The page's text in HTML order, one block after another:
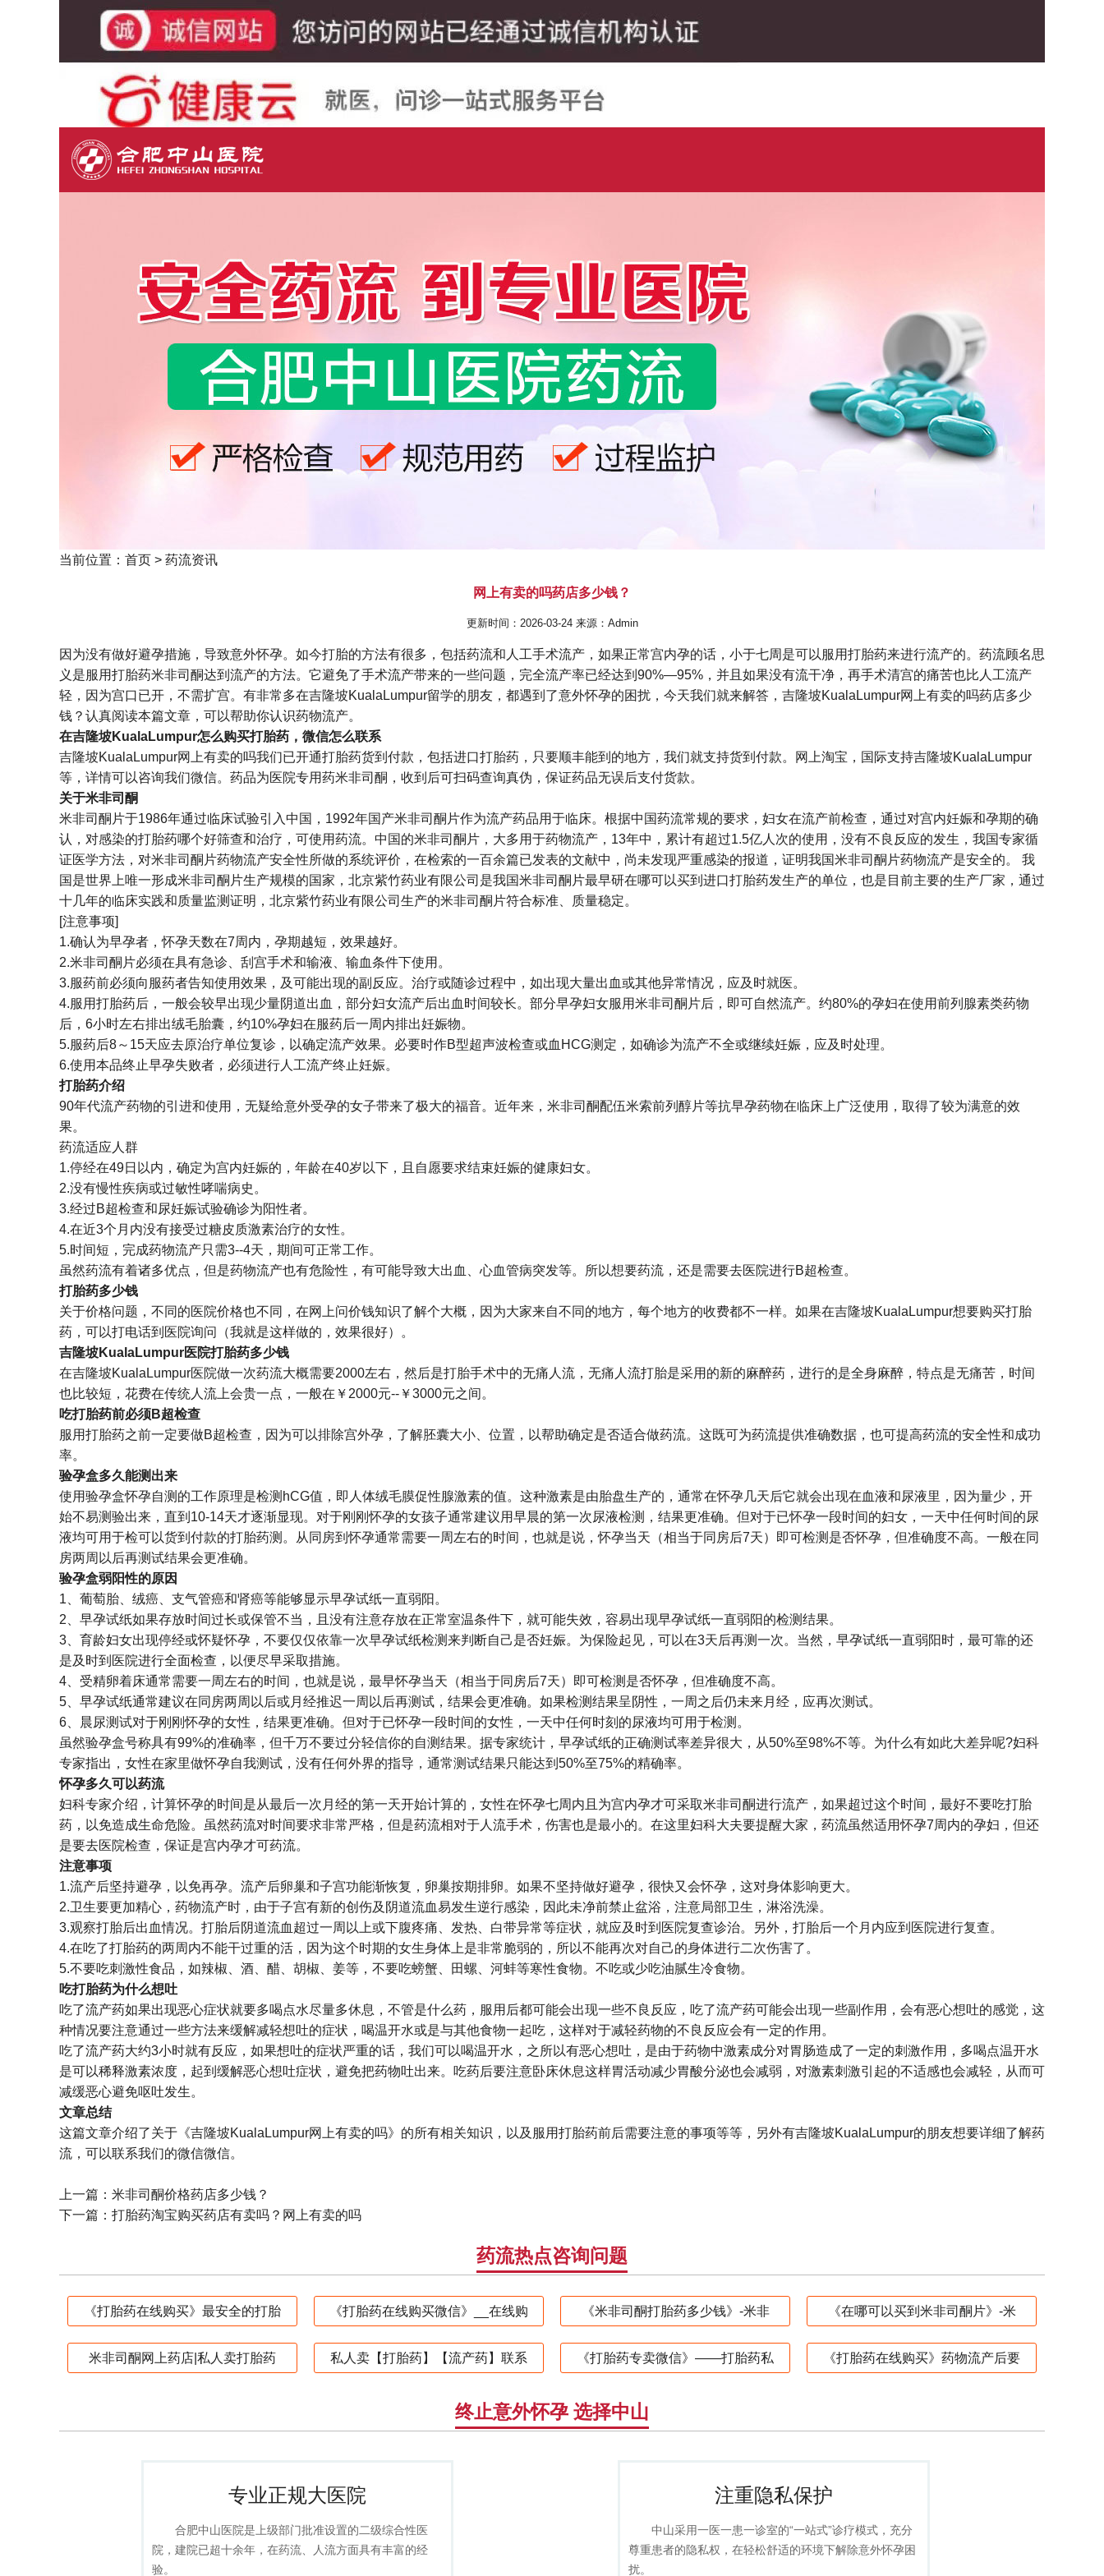
当前位置： 首页 > 药流资讯
网上有卖的吗药店多少钱？
更新时间：2026-03-24 来源：Admin
因为没有做好避孕措施，导致意外怀孕。如今打胎的方法有很多，包括药流和人工手术流产，如果正常宫内孕的话，小于七周是可以服用打胎药来进行流产的。药流顾名思
义是服用打胎药米非司酮达到流产的方法。它避免了手术流产带来的一些问题，完全流产率已经达到90%—95%，并且如果没有流干净，再手术清宫的痛苦也比人工流产
轻，因为宫口已开，不需扩宫。有非常多在吉隆坡KualaLumpur留学的朋友，都遇到了意外怀孕的困扰，今天我们就来解答，吉隆坡KualaLumpur网上有卖的吗药店多少
钱？认真阅读本篇文章，可以帮助你认识药物流产。
在吉隆坡KualaLumpur怎么购买打胎药，微信怎么联系
吉隆坡KualaLumpur网上有卖的吗我们已开通打胎药货到付款，包括进口打胎药，只要顺丰能到的地方，我们就支持货到付款。网上淘宝，国际支持吉隆坡KualaLumpur
等，详情可以咨询我们微信。药品为医院专用药米非司酮，收到后可扫码查询真伪，保证药品无误后支付货款。
关于米非司酮
米非司酮片于1986年通过临床试验引入中国，1992年国产米非司酮片作为流产药品用于临床。根据中国药流常规的要求，妇女在流产前检查，通过对宫内妊娠和孕期的确
认，对感染的打胎药哪个好筛查和治疗，可使用药流。中国的米非司酮片，大多用于药物流产，13年中，累计有超过1.5亿人次的使用，没有不良反应的发生，我国专家循
证医学方法，对米非司酮片药物流产安全性所做的系统评价，在检索的一百余篇已发表的文献中，尚未发现严重感染的报道，证明我国米非司酮片药物流产是安全的。 我
国是世界上唯一形成米非司酮片生产规模的国家，北京紫竹药业有限公司是我国米非司酮片最早研在哪可以买到进口打胎药发生产的单位，也是目前主要的生产厂家，通过
十几年的临床实践和质量监测证明，北京紫竹药业有限公司生产的米非司酮片符合标准、质量稳定。
[注意事项]
1.确认为早孕者，怀孕天数在7周内，孕期越短，效果越好。
2.米非司酮片必须在具有急诊、刮宫手术和输液、输血条件下使用。
3.服药前必须向服药者告知使用效果，及可能出现的副反应。治疗或随诊过程中，如出现大量出血或其他异常情况，应及时就医。
4.服用打胎药后，一般会较早出现少量阴道出血，部分妇女流产后出血时间较长。部分早孕妇女服用米非司酮片后，即可自然流产。约80%的孕妇在使用前列腺素类药物
后，6小时左右排出绒毛胎囊，约10%孕妇在服药后一周内排出妊娠物。
5.服药后8～15天应去原治疗单位复诊，以确定流产效果。必要时作B型超声波检查或血HCG测定，如确诊为流产不全或继续妊娠，应及时处理。
6.使用本品终止早孕失败者，必须进行人工流产终止妊娠。
打胎药介绍
90年代流产药物的引进和使用，无疑给意外受孕的女子带来了极大的福音。近年来，米非司酮配伍米索前列醇片等抗早孕药物在临床上广泛使用，取得了较为满意的效
果。
药流适应人群
1.停经在49日以内，确定为宫内妊娠的，年龄在40岁以下，且自愿要求结束妊娠的健康妇女。
2.没有慢性疾病或过敏性哮喘病史。
3.经过B超检查和尿妊娠试验确诊为阳性者。
4.在近3个月内没有接受过糖皮质激素治疗的女性。
5.时间短，完成药物流产只需3--4天，期间可正常工作。
虽然药流有着诸多优点，但是药物流产也有危险性，有可能导致大出血、心血管病突发等。所以想要药流，还是需要去医院进行B超检查。
打胎药多少钱
关于价格问题，不同的医院价格也不同，在网上问价钱知识了解个大概，因为大家来自不同的地方，每个地方的收费都不一样。如果在吉隆坡KualaLumpur想要购买打胎
药，可以打电话到医院询问（我就是这样做的，效果很好）。
吉隆坡KualaLumpur医院打胎药多少钱
在吉隆坡KualaLumpur医院做一次药流大概需要2000左右，然后是打胎手术中的无痛人流，无痛人流打胎是采用的新的麻醉药，进行的是全身麻醉，特点是无痛苦，时间
也比较短，花费在传统人流上会贵一点，一般在￥2000元--￥3000元之间。
吃打胎药前必须B超检查
服用打胎药之前一定要做B超检查，因为可以排除宫外孕，了解胚囊大小、位置，以帮助确定是否适合做药流。这既可为药流提供准确数据，也可提高药流的安全性和成功
率。
验孕盒多久能测出来
使用验孕盒怀孕自测的工作原理是检测hCG值，即人体绒毛膜促性腺激素的值。这种激素是由胎盘生产的，通常在怀孕几天后它就会出现在血液和尿液里，因为量少，开
始不易测验出来，直到10-14天才逐渐显现。对于刚刚怀孕的女孩子通常建议用早晨的第一次尿液检测，结果更准确。但对于已怀孕一段时间的妇女，一天中任何时间的尿
液均可用于检可以货到付款的打胎药测。从同房到怀孕通常需要一周左右的时间，也就是说，怀孕当天（相当于同房后7天）即可检测是否怀孕，但准确度不高。一般在同
房两周以后再测试结果会更准确。
验孕盒弱阳性的原因
1、葡萄胎、绒癌、支气管癌和肾癌等能够显示早孕试纸一直弱阳。
2、早孕试纸如果存放时间过长或保管不当，且没有注意存放在正常室温条件下，就可能失效，容易出现早孕试纸一直弱阳的检测结果。
3、育龄妇女出现停经或怀疑怀孕，不要仅仅依靠一次早孕试纸检测来判断自己是否妊娠。为保险起见，可以在3天后再测一次。当然，早孕试纸一直弱阳时，最可靠的还
是及时到医院进行全面检查，以便尽早采取措施。
4、受精卵着床通常需要一周左右的时间，也就是说，最早怀孕当天（相当于同房后7天）即可检测是否怀孕，但准确度不高。
5、早孕试纸通常建议在同房两周以后或月经推迟一周以后再测试，结果会更准确。如果检测结果呈阴性，一周之后仍未来月经，应再次测试。
6、晨尿测试对于刚刚怀孕的女性，结果更准确。但对于已怀孕一段时间的女性，一天中任何时刻的尿液均可用于检测。
虽然验孕盒号称具有99%的准确率，但千万不要过分轻信你的自测结果。据专家统计，早孕试纸的正确测试率差异很大，从50%至98%不等。为什么有如此大差异呢?妇科
专家指出，女性在家里做怀孕自我测试，没有任何外界的指导，通常测试结果只能达到50%至75%的精确率。
怀孕多久可以药流
妇科专家介绍，计算怀孕的时间是从最后一次月经的第一天开始计算的，女性在怀孕七周内且为宫内孕才可采取米非司酮进行流产，如果超过这个时间，最好不要吃打胎
药，以免造成生命危险。虽然药流对时间要求非常严格，但是药流相对于人流手术，伤害也是最小的。在这里妇科大夫要提醒大家，药流虽然适用怀孕7周内的孕妇，但还
是要去医院检查，保证是宫内孕才可药流。
注意事项
1.流产后坚持避孕，以免再孕。流产后卵巢和子宫功能渐恢复，卵巢按期排卵。如果不坚持做好避孕，很快又会怀孕，这对身体影响更大。
2.卫生要更加精心，药物流产时，由于子宫有新的创伤及阴道流血易发生逆行感染，因此未净前禁止盆浴，注意局部卫生，淋浴洗澡。
3.观察打胎后出血情况。打胎后阴道流血超过一周以上或下腹疼痛、发热、白带异常等症状，就应及时到医院复查诊治。另外，打胎后一个月内应到医院进行复查。
4.在吃了打胎药的两周内不能干过重的活，因为这个时期的女生身体上是非常脆弱的，所以不能再次对自己的身体进行二次伤害了。
5.不要吃刺激性食品，如辣椒、酒、醋、胡椒、姜等，不要吃螃蟹、田螺、河蚌等寒性食物。不吃或少吃油腻生冷食物。
吃打胎药为什么想吐
吃了流产药如果出现恶心症状就要多喝点水尽量多休息，不管是什么药，服用后都可能会出现一些不良反应，吃了流产药可能会出现一些副作用，会有恶心想吐的感觉，这
种情况要注意通过一些方法来缓解减轻想吐的症状，喝温开水或是与其他食物一起吃，这样对于减轻药物的不良反应会有一定的作用。
吃了流产药大约3小时就有反应，如果想吐的症状严重的话，我们可以喝温开水，之所以有恶心想吐，是由于药物中激素成分对胃肠造成了一定的刺激作用，多喝点温开水
是可以稀释激素浓度，起到缓解恶心想吐症状，避免把药物吐出来。吃药后要注意卧床休息这样胃活动减少胃酸分泌也会减弱，对激素刺激引起的不适感也会减轻，从而可
减缓恶心避免呕吐发生。
文章总结
这篇文章介绍了关于《吉隆坡KualaLumpur网上有卖的吗》的所有相关知识，以及服用打胎药前后需要注意的事项等等，另外有吉隆坡KualaLumpur的朋友想要详细了解药
流，可以联系我们的微信微信。
上一篇： 米非司酮价格药店多少钱？
下一篇： 打胎药淘宝购买药店有卖吗？网上有卖的吗
药流热点咨询问题
《打胎药在线购买》最安全的打胎 《打胎药在线购买微信》__在线购 《米非司酮打胎药多少钱》-米非 《在哪可以买到米非司酮片》-米
米非司酮网上药店|私人卖打胎药 私人卖【打胎药】【流产药】联系 《打胎药专卖微信》——打胎药私 《打胎药在线购买》药物流产后要
终止意外怀孕 选择中山
专业正规大医院
合肥中山医院是上级部门批准设置的二级综合性医
院，建院已超十余年，在药流、人流方面具有丰富的经
验。
注重隐私保护
中山采用一医一患一诊室的“一站式”诊疗模式，充分
尊重患者的隐私权，在轻松舒适的环境下解除意外怀孕困
扰。